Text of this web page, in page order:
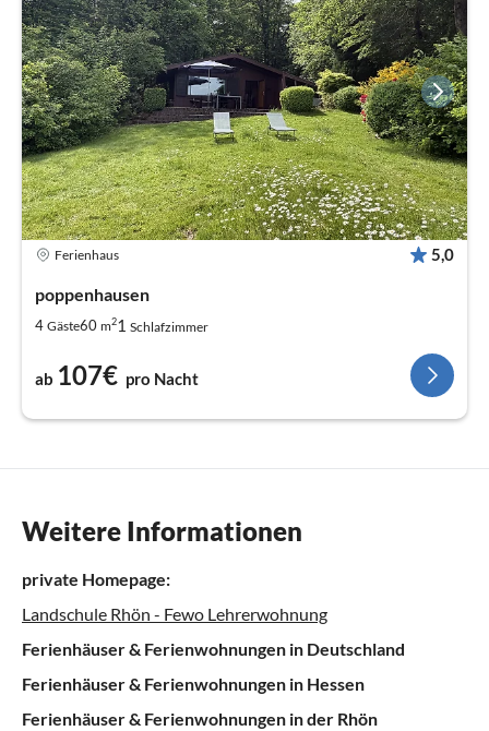
Ferienhaus 5,0
poppenhausen
4 Gäste60 m21 Schlafzimmer
ab 107€ pro Nacht
Weitere Informationen
private Homepage:
Landschule Rhön - Fewo Lehrerwohnung
Ferienhäuser & Ferienwohnungen in Deutschland
Ferienhäuser & Ferienwohnungen in Hessen
Ferienhäuser & Ferienwohnungen in der Rhön